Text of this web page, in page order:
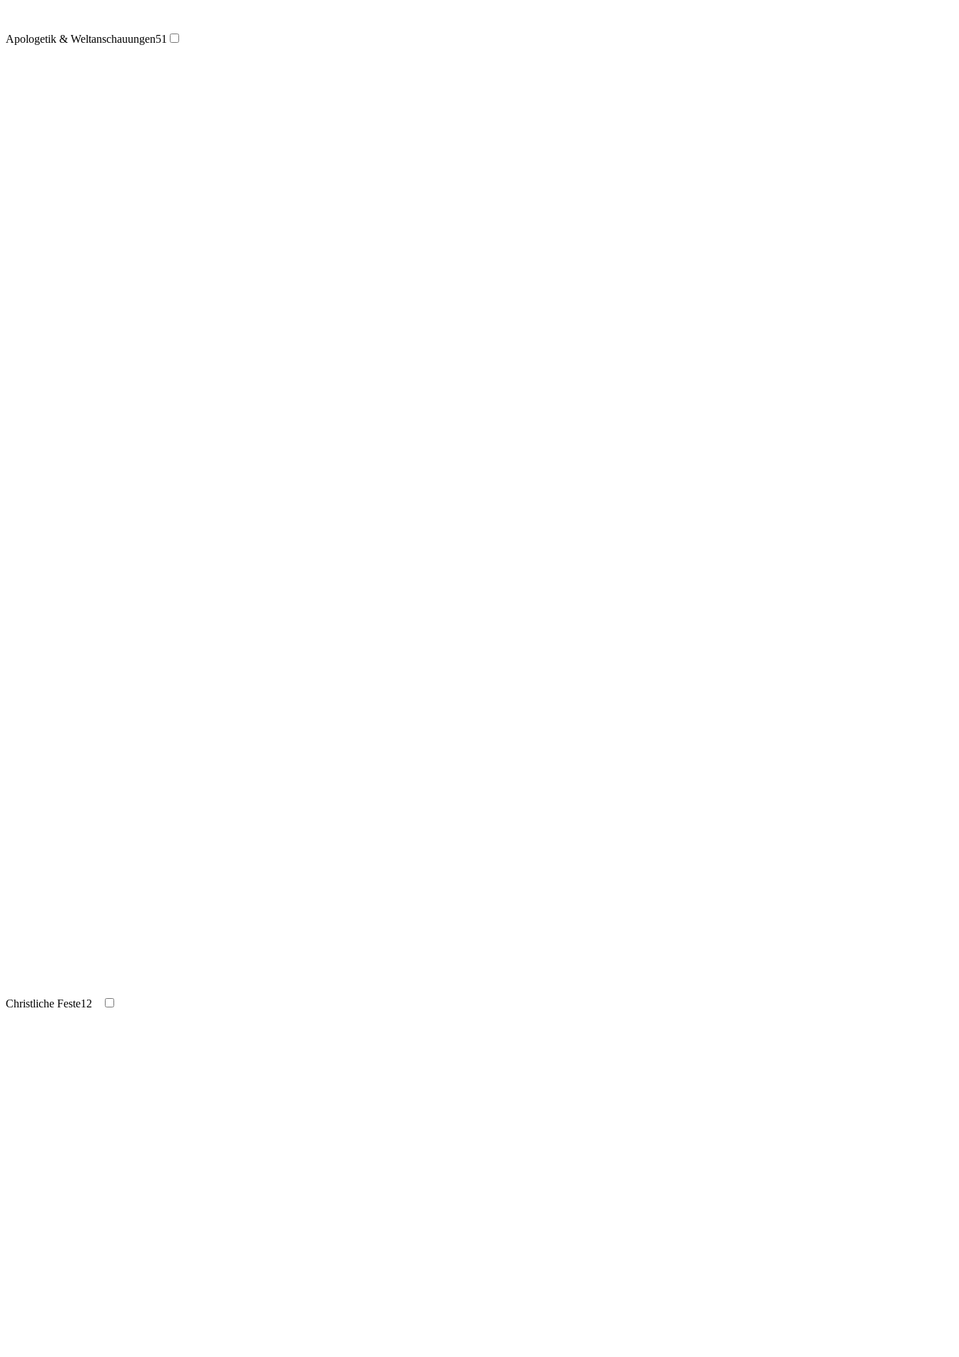
Apologetik & Weltanschauungen51
Christliche Feste12